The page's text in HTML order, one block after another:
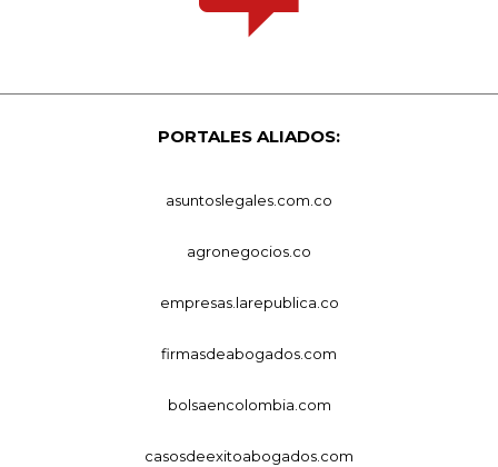
PORTALES ALIADOS:
asuntoslegales.com.co
agronegocios.co
empresas.larepublica.co
firmasdeabogados.com
bolsaencolombia.com
casosdeexitoabogados.com